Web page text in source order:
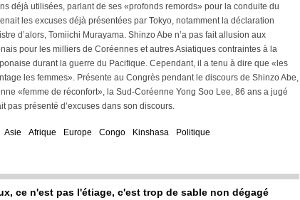
déjà utilisées, parlant de ses «profonds remords» pour la conduite du
les excuses déjà présentées par Tokyo, notamment la déclaration
d’alors, Tomiichi Murayama. Shinzo Abe n’a pas fait allusion aux
pour les milliers de Coréennes et autres Asiatiques contraintes à la
durant la guerre du Pacifique. Cependant, il a tenu à dire que «les
les femmes». Présente au Congrès pendant le discours de Shinzo Abe,
«femme de réconfort», la Sud-Coréenne Yong Soo Lee, 86 ans a jugé
pas présenté d’excuses dans son discours.
Asie Afrique Europe Congo Kinshasa Politique
ce n'est pas l'étiage, c'est trop de sable non dégagé